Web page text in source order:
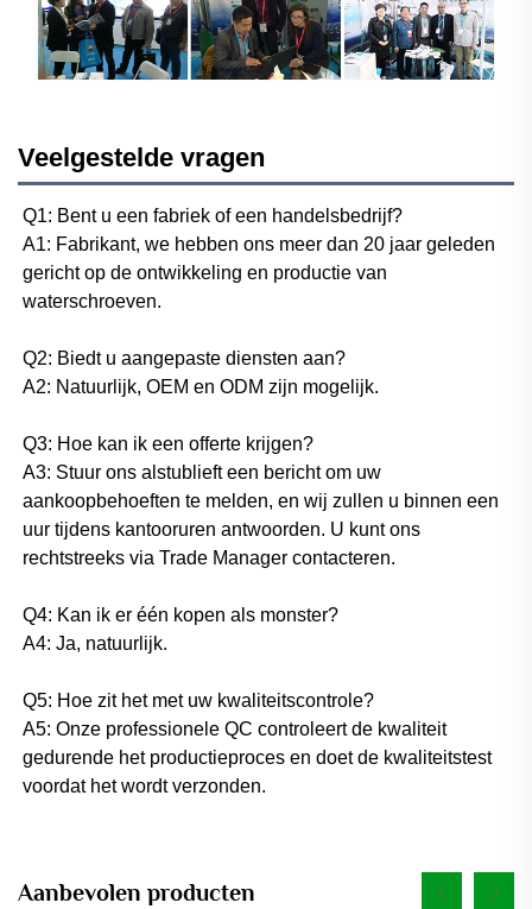
Veelgestelde vragen
Q1: Bent u een fabriek of een handelsbedrijf?
A1: Fabrikant, we hebben ons meer dan 20 jaar geleden
gericht op de ontwikkeling en productie van
waterschroeven.
Q2: Biedt u aangepaste diensten aan?
A2: Natuurlijk, OEM en ODM zijn mogelijk.
Q3: Hoe kan ik een offerte krijgen?
A3: Stuur ons alstublieft een bericht om uw
aankoopbehoeften te melden, en wij zullen u binnen een
uur tijdens kantooruren antwoorden. U kunt ons
rechtstreeks via Trade Manager contacteren.
Q4: Kan ik er één kopen als monster?
A4: Ja, natuurlijk.
Q5: Hoe zit het met uw kwaliteitscontrole?
A5: Onze professionele QC controleert de kwaliteit
gedurende het productieproces en doet de kwaliteitstest
voordat het wordt verzonden.
Aanbevolen producten